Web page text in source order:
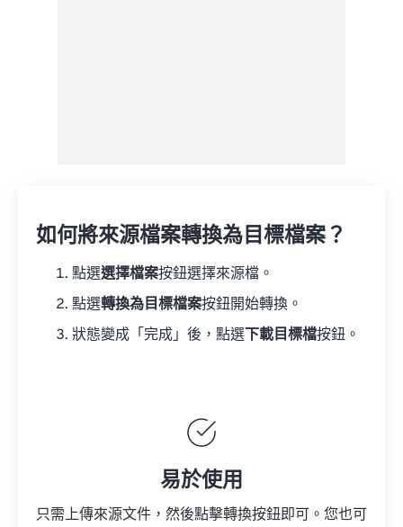
如何將來源檔案轉換為目標檔案？
點選選擇檔案按鈕選擇來源檔。
點選轉換為目標檔案按鈕開始轉換。
狀態變成「完成」後，點選 下載目標檔按鈕。
易於使用
只需上傳來源文件，然後點擊轉換按鈕即可。您也可